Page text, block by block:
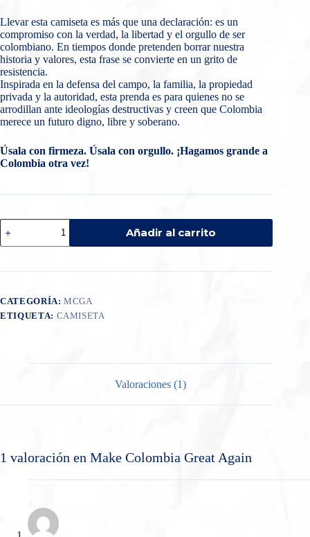
era:
$50,000.00.
es:
$39,900.00.
Llevar esta camiseta es más que una declaración: es un
compromiso con la verdad, la libertad y el orgullo de ser
colombiano. En tiempos donde pretenden borrar nuestra
historia y valores, esta frase se convierte en un grito de
resistencia.
Inspirada en la defensa del campo, la familia, la propiedad
privada y la autoridad, esta prenda es para quienes no se
arrodillan ante ideologías destructivas y creen que Colombia
merece un futuro digno, libre y soberano.
Úsala con firmeza. Úsala con orgullo. ¡Hagamos grande a
Colombia otra vez!
Make
Colombia
Great
cantidad
Añadir al carrito
CATEGORÍA:MCGA
ETIQUETA: CAMISETA
Valoraciones (1)
1 valoración en Make Colombia Great Again